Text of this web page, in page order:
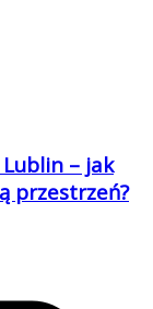
– jak
przestrzeń?